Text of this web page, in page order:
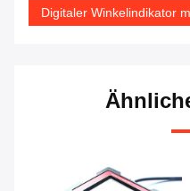
Digitaler Winkelindikator